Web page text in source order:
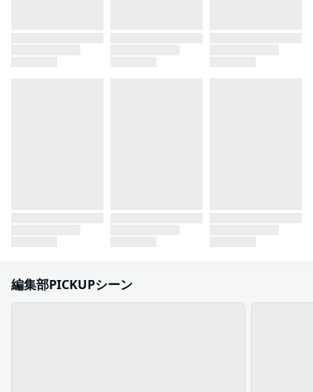
編集部PICKUPシーン